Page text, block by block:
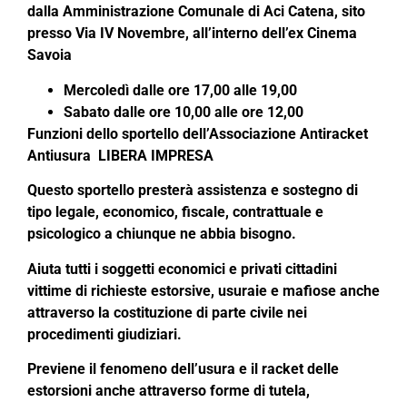
dalla Amministrazione Comunale di Aci Catena, sito
presso Via IV Novembre, all’interno dell’ex Cinema
Savoia
Mercoledì dalle ore 17,00 alle 19,00
Sabato dalle ore 10,00 alle ore 12,00
Funzioni dello sportello dell’Associazione Antiracket
Antiusura LIBERA IMPRESA
Questo sportello presterà assistenza e sostegno di
tipo legale, economico, fiscale, contrattuale e
psicologico a chiunque ne abbia bisogno.
Aiuta tutti i soggetti economici e privati cittadini
vittime di richieste estorsive, usuraie e mafiose anche
attraverso la costituzione di parte civile nei
procedimenti giudiziari.
Previene il fenomeno dell’usura e il racket delle
estorsioni anche attraverso forme di tutela,